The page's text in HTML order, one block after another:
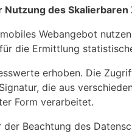
des
Webangebot
die Ermittlung
erhoben. Die
die aus
Form verarbeitet.
Beachtung des